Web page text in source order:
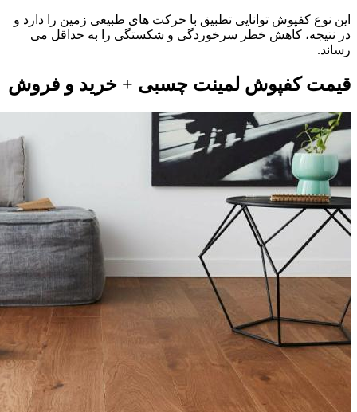
این نوع کفپوش توانایی تطبیق با حرکت های طبیعی زمین را دارد و
در نتیجه، کاهش خطر سرخوردگی و شکستگی را به حداقل می
رساند.
قیمت کفپوش لمینت چسبی + خرید و فروش